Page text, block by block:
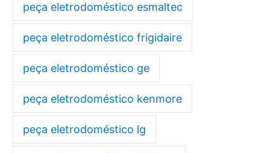
peça eletrodoméstico esmaltec
peça eletrodoméstico frigidaire
peça eletrodoméstico ge
peça eletrodoméstico kenmore
peça eletrodoméstico lg